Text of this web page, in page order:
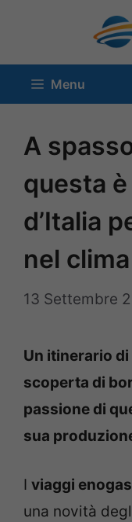
contenuto
Menu
A
questa
d’Italia
nel
13 Settembre
Un itinerario
scoperta di
passione di
sua
I viaggi
una novità